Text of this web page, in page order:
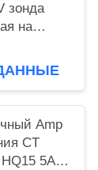
зонда
на
Amp
CT
5A